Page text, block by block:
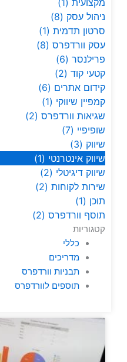
ניהול עסק (8)
סרטון תדמית(1)
עסק וורדפרס(8)
פרילנסר(6)
קטעי קוד(2)
קידום אתרים (6)
קמפיין שיווקי (1)
שגיאות וורדפרס(2)
שופיפיי (7)
שיווק (3)
שיווק אינטרנטי (1)
שיווק דיגיטלי (2)
שירות לקוחות(2)
תוכן (1)
תוסף וורדפרס(2)
קטגוריות
כללי
מדריכים
תבניות וורדפרס
תוספים לוורדפרס